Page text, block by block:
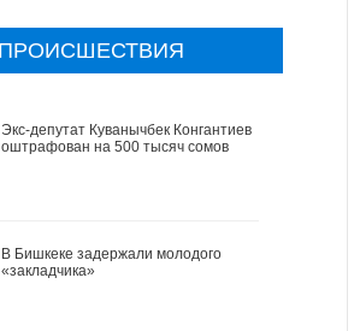
ПРОИСШЕСТВИЯ
Экс-депутат Куванычбек Конгантиев
оштрафован на 500 тысяч сомов
В Бишкеке задержали молодого
«закладчика»